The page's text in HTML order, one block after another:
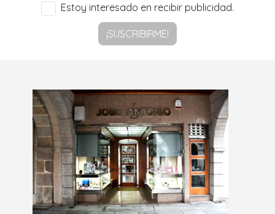
Estoy interesado en recibir publicidad.
¡SUSCRIBIRME!